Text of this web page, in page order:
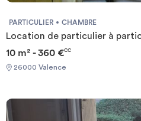
(abonnements compris) Required documents: - Financial
guarantee - Identity Card - Reason for
transfert / transitoire
PARTICULIER CHAMBRE
Location de particulier à
10 m² - 360 €CC
26000 Valence